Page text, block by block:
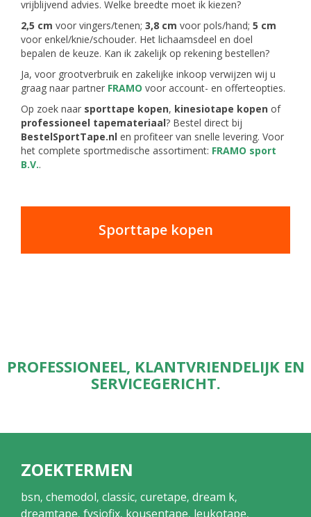
vrijblijvend advies. Welke breedte moet ik kiezen?
2,5 cm voor vingers/tenen; 3,8 cm voor pols/hand; 5 cm
voor enkel/knie/schouder. Het lichaamsdeel en doel
bepalen de keuze. Kan ik zakelijk op rekening bestellen?
Ja, voor grootverbruik en zakelijke inkoop verwijzen wij u
graag naar partner FRAMO voor account- en offerteopties.
Op zoek naar sporttape kopen, kinesiotape kopen of
professioneel tapemateriaal? Bestel direct bij
BestelSportTape.nl en profiteer van snelle levering. Voor
het complete sportmedische assortiment: FRAMO sport
B.V..
Sporttape kopen
PROFESSIONEEL, KLANTVRIENDELIJK EN
SERVICEGERICHT.
ZOEKTERMEN
bsn, chemodol, classic, curetape, dream k,
dreamtape, fysiofix, kousentape, leukotape,